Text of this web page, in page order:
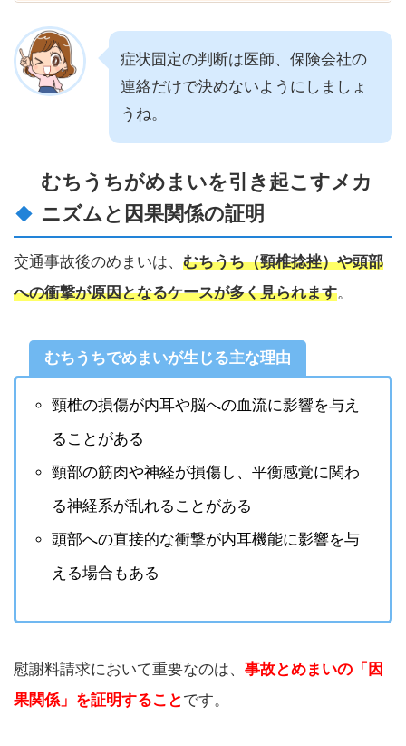
症状固定の判断は医師、保険会社の
連絡だけで決めないようにしましょ
うね。
むちうちがめまいを引き起こすメカ
ニズムと因果関係の証明
交通事故後のめまいは、 むちうち（頸椎捻挫）や頭部
への衝撃が原因となるケースが多く見られます。
むちうちでめまいが生じる主な理由
頸椎の損傷が内耳や脳への血流に影響を与え
ることがある
頸部の筋肉や神経が損傷し、平衡感覚に関わ
る神経系が乱れることがある
頭部への直接的な衝撃が内耳機能に影響を与
える場合もある
慰謝料請求において重要なのは、 事故とめまいの「因
果関係」を証明することです。